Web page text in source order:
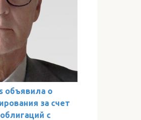
объявила о
за счет
с